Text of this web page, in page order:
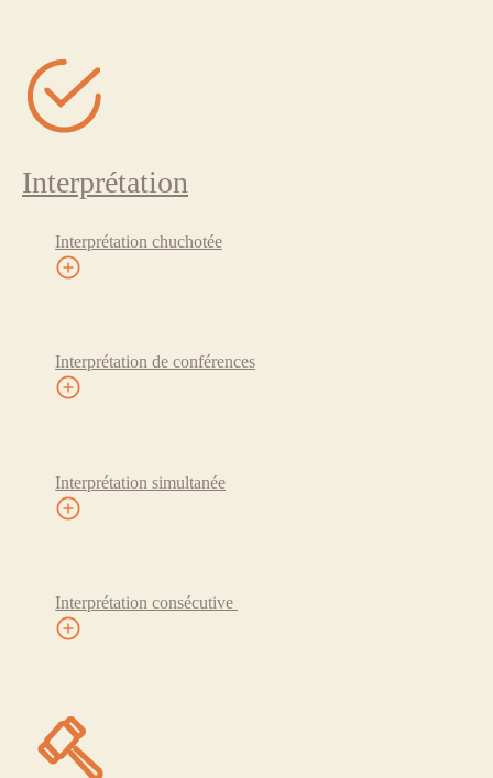
Interprétation
Interprétation chuchotée
Interprétation de conférences
Interprétation simultanée
Interprétation consécutive